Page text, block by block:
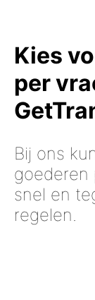
Kies
per
Bij ons
goederen
snel en
regelen.